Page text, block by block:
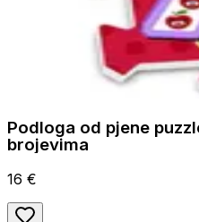
Podloga od pjene
brojevima
16 €